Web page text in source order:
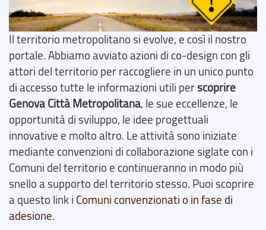
Il territorio metropolitano si evolve, e così il nostro
portale. Abbiamo avviato azioni di co-design con gli
attori del territorio per raccogliere in un unico punto
di accesso tutte le informazioni utili perscoprire
Genova Città Metropolitana, le sue eccellenze, le
opportunità di sviluppo, le idee progettuali
innovative e molto altro. Le attività sono iniziate
mediante convenzioni di collaborazione siglate con i
Comuni del territorio e continueranno in modo più
snello a supporto del territorio stesso. Puoi scoprire
a questo link i Comuni convenzionati o in fase di
adesione.